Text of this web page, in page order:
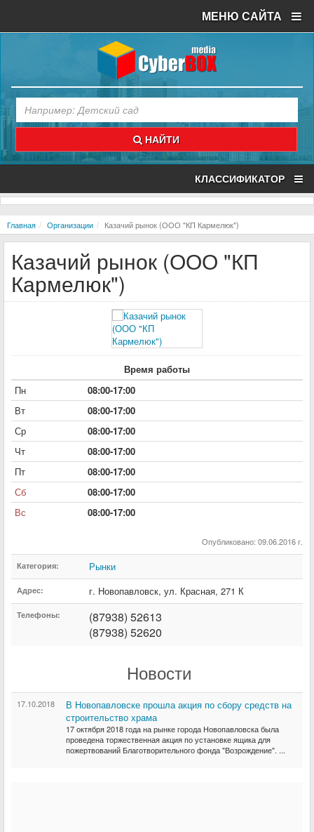
МЕНЮ САЙТА
НАЙТИ
КЛАССИФИКАТОР
Главная Организации Казачий рынок (ООО "КП Кармелюк")
Казачий рынок (ООО "КП
Кармелюк")
Время работы
Пн
08:00-17:00
Вт
08:00-17:00
Ср
08:00-17:00
Чт
08:00-17:00
Пт
08:00-17:00
Сб
08:00-17:00
Вс
08:00-17:00
Опубликовано: 09.06.2016 г.
Категория: Рынки
Адрес: г. Новопавловск, ул. Красная, 271 К
Телефоны:
(87938) 52613
(87938) 52620
Новости
17.10.2018
В Новопавловске прошла акция по сбору средств на
строительство храма
17 октября 2018 года на рынке города Новопавловска была
проведена торжественная акция по установке ящика для
пожертвований Благотворительного фонда "Возрождение". ...